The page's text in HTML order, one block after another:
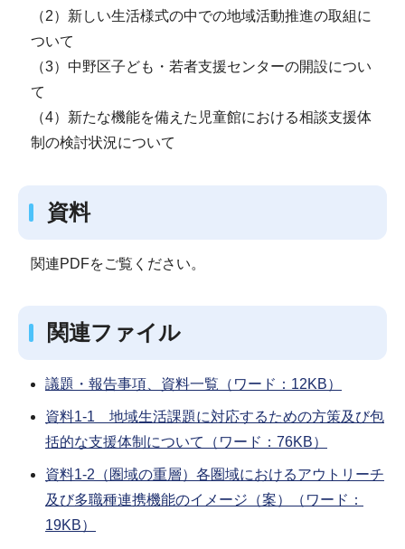
（2）新しい生活様式の中での地域活動推進の取組に
ついて
（3）中野区子ども・若者支援センターの開設につい
て
（4）新たな機能を備えた児童館における相談支援体
制の検討状況について
資料
関連PDFをご覧ください。
関連ファイル
議題・報告事項、資料一覧（ワード：12KB）
資料1-1 地域生活課題に対応するための方策及び包
括的な支援体制について（ワード：76KB）
資料1-2（圏域の重層）各圏域におけるアウトリーチ
及び多職種連携機能のイメージ（案）（ワード：
19KB）